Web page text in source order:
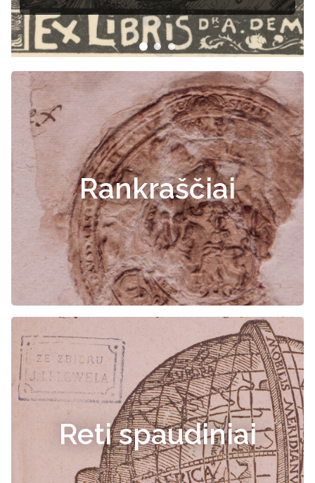
Rankraščiai
Reti spaudiniai